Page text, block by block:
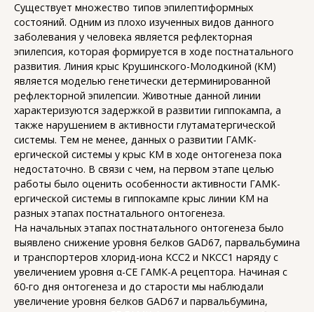
Существует множество типов эпилептиформных
состояний. Одним из плохо изученных видов данного
заболевания у человека является рефлекторная
эпилепсия, которая формируется в ходе постнатального
развития. Линия крыс Крушинского-Молодкиной (КМ)
является моделью генетически детерминированной
рефлекторной эпилепсии. Животные данной линии
характеризуются задержкой в развитии гиппокампа, а
также нарушением в активности глутаматергической
системы. Тем не менее, данных о развитии ГАМК-
ергической системы у крыс КМ в ходе онтогенеза пока
недостаточно. В связи с чем, на первом этапе целью
работы было оценить особенности активности ГАМК-
ергической системы в гиппокампе крыс линии КМ на
разных этапах постнатального онтогенеза.
На начальных этапах постнатального онтогенеза было
выявлено снижение уровня белков GAD67, парвальбумина
и транспортеров хлорид-иона KCC2 и NKCC1 наряду с
увеличением уровня α-СЕ ГАМК-А рецептора. Начиная с
60-го дня онтогенеза и до старости мы наблюдали
увеличение уровня белков GAD67 и парвальбумина,